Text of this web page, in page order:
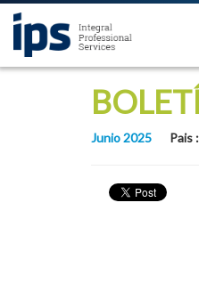
Junio 2025 Pais